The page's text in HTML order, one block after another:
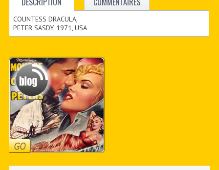
COUNTESS DRACULA,
PETER SASDY, 1971, USA